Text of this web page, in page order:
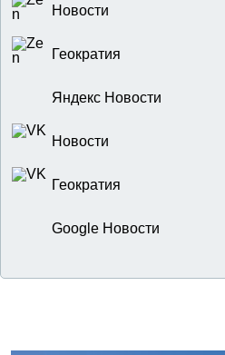
Новости
Геократия
Яндекс Новости
Новости
Геократия
Google Новости